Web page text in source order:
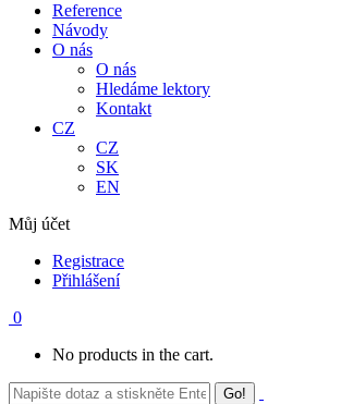
Reference
Návody
O nás
O nás
Hledáme lektory
Kontakt
CZ
CZ
SK
EN
Můj účet
Registrace
Přihlášení
0
No products in the cart.